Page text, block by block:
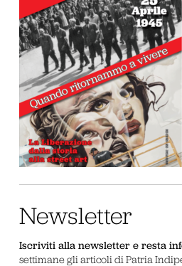
Newsletter
Iscriviti alla newsletter e resta
settimane gli articoli di Patria